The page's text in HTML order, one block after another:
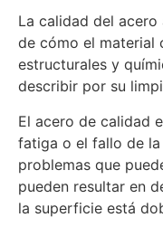
La calidad del
de cómo el material
estructurales y
describir por su
El acero de calidad
fatiga o el fallo de
problemas que
pueden resultar en
la superficie está